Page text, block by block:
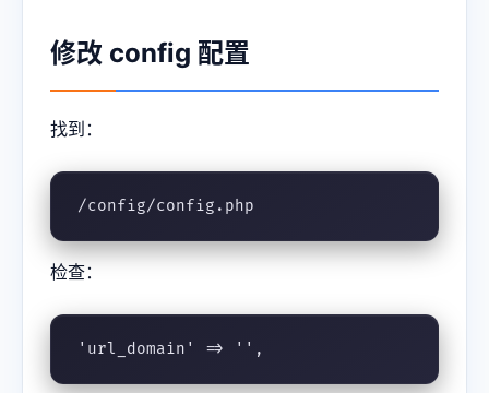
修改 config 配置
找到：
/config/config.php
检查：
'url_domain' => '',